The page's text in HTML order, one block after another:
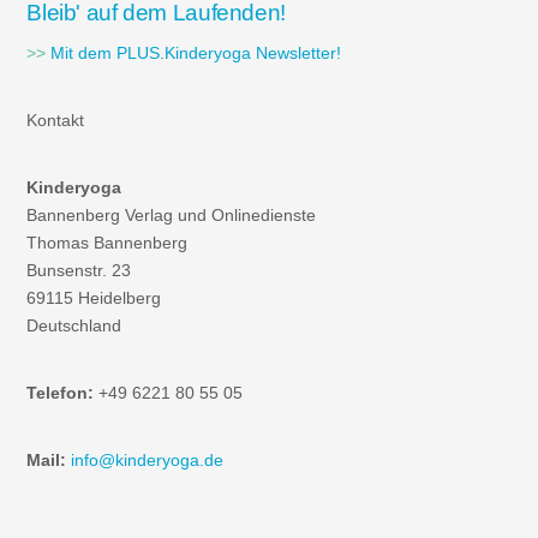
Bleib' auf dem Laufenden!
>> Mit dem PLUS.Kinderyoga Newsletter!
Kontakt
Kinderyoga
Bannenberg Verlag und Onlinedienste
Thomas Bannenberg
Bunsenstr. 23
69115 Heidelberg
Deutschland
Telefon: +49 6221 80 55 05
Mail: info@kinderyoga.de